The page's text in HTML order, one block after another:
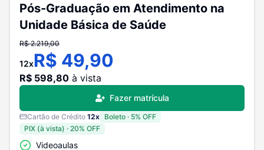
Pós-Graduação em Atendimento na
Unidade Básica de Saúde
R$2.219,00
12xR$ 49,90
R$ 598,80 à vista
Fazer matrícula
Cartão de Crédito 12x Boleto · 5% OFF
PIX (à vista) · 20% OFF
Videoaulas